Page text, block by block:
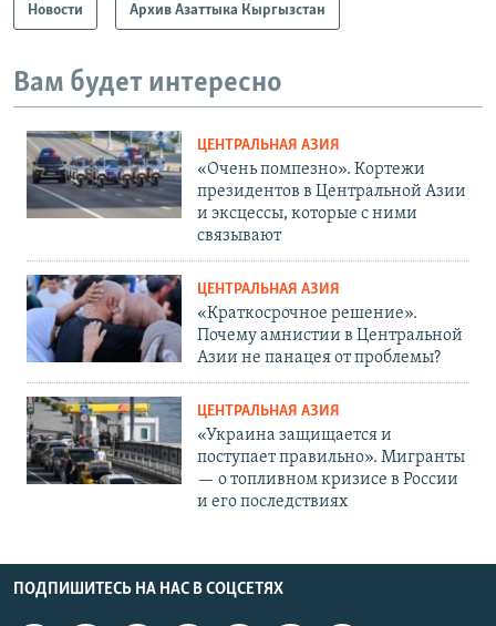
Новости Архив Азаттыка Кыргызстан
Вам будет интересно
ЦЕНТРАЛЬНАЯ АЗИЯ
«Очень помпезно». Кортежи
президентов в Центральной Азии
и эксцессы, которые с ними
связывают
ЦЕНТРАЛЬНАЯ АЗИЯ
«Краткосрочное решение».
Почему амнистии в Центральной
Азии не панацея от проблемы?
ЦЕНТРАЛЬНАЯ АЗИЯ
«Украина защищается и
поступает правильно». Мигранты
— о топливном кризисе в России
и его последствиях
ПОДПИШИТЕСЬ НА НАС В СОЦСЕТЯХ